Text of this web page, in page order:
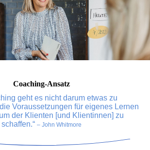
Coaching-Ansatz
geht es nicht darum etwas zu
Voraussetzungen für eigenes Lernen
der Klienten [und Klientinnen] zu
schaffen.“ – John Whitmore